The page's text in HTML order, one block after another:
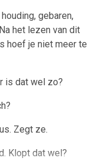
gebaren,
het lezen van dit
hoef je niet meer te
is dat wel zo?
Zegt ze.
Klopt dat wel?